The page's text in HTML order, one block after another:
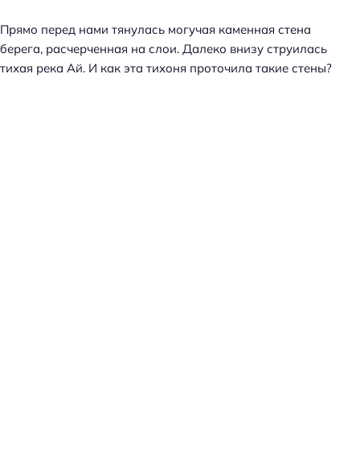
Прямо перед нами тянулась могучая каменная стена
берега, расчерченная на слои. Далеко внизу струилась
тихая река Ай. И как эта тихоня проточила такие стены?